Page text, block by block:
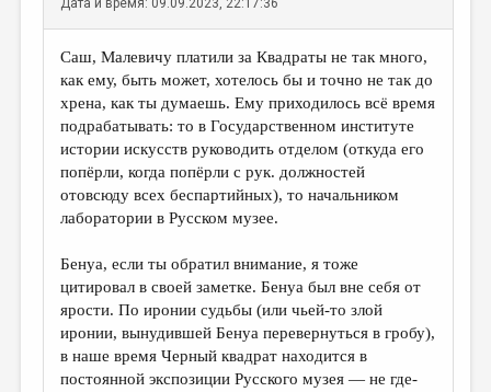
Дата и время: 09.09.2023, 22:17:36
Саш, Малевичу платили за Квадраты не так много,
как ему, быть может, хотелось бы и точно не так до
хрена, как ты думаешь. Ему приходилось всё время
подрабатывать: то в Государственном институте
истории искусств руководить отделом (откуда его
попёрли, когда попёрли с рук. должностей
отовсюду всех беспартийных), то начальником
лаборатории в Русском музее.
Бенуа, если ты обратил внимание, я тоже
цитировал в своей заметке. Бенуа был вне себя от
ярости. По иронии судьбы (или чьей-то злой
иронии, вынудившей Бенуа перевернуться в гробу),
в наше время Черный квадрат находится в
постоянной экспозиции Русского музея — не где-